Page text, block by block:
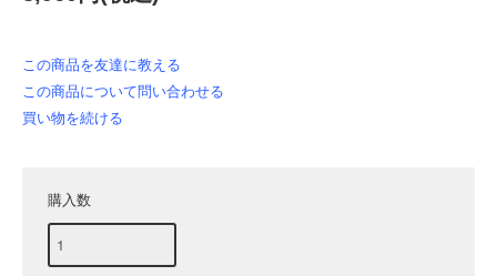
この商品を友達に教える
この商品について問い合わせる
買い物を続ける
購入数